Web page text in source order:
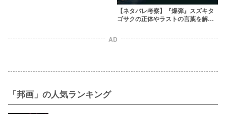
【ネタバレ考察】『爆弾』スズキタ
ゴサクの正体やラストの言葉を解
AD
「邦画」の人気ランキング